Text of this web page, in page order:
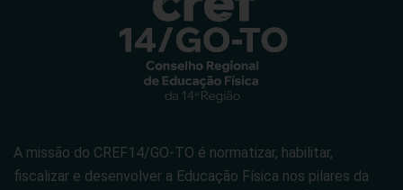
A missão do CREF14/GO-TO é normatizar, habilitar,
fiscalizar e desenvolver a Educação Física nos pilares da